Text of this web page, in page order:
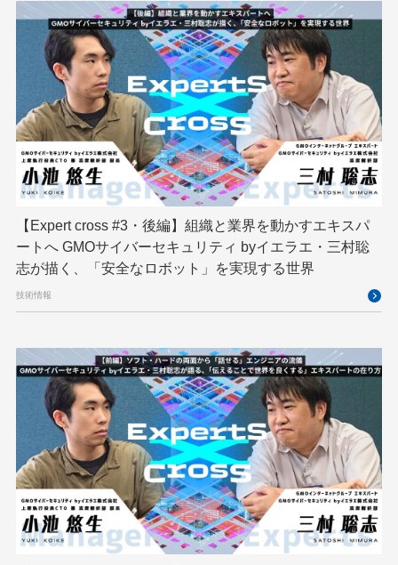
サイバーセキュリティ サマーインターン スクラム
スパム対策 スペシャリスト セキュリティ
ソフトウェアサプライチェーン チームビルディング
デザイン ネットのセキュリティもGMO
ハーネスエンジニアリング バックエンド
ヒューマノイド ヒューマノイドロボット
プログラミング教育
ブロックチェーン フロントエンド ペアリング暗号
ゆめみらいワーク リモートワーク
レンタルサーバー
人工知能 人工知能学会 国際ロボット展
国際標準化 基礎 多拠点開発 大阪公立大学
宮崎オフィス 強化学習 応用
技育プロジェクト 技術広報 技術書典
拡張知能 新卒 新卒研修 映像
映像クリエイター 暗号 業務効率化
生成AI 産学連携
【Expert cross #3・後編】組織と業界を動かすエキスパ
ートへ GMOサイバーセキュリティ byイエラエ・三村聡
志が描く、「安全なロボット」を実現する世界
技術情報